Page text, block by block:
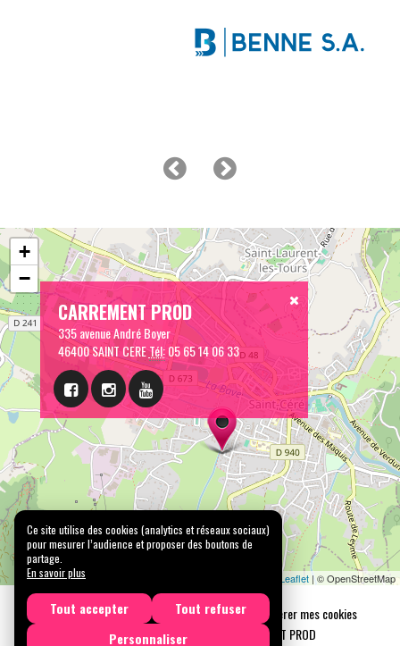
CARREMENT PROD
335 avenue André Boyer
46400 SAINT CERETél:05 65 14 06 33
+
−
Leaflet | © OpenStreetMap
Mentions légales Confidentialité
Gérer mes cookies
Tous droits réservés © 2026 |
CARREMENT PROD
Ce site utilise des cookies (analytics et réseaux sociaux)
pour mesurer l’audience et proposer des boutons de
partage.
En savoir plus
Tout accepter
Tout refuser
Personnaliser